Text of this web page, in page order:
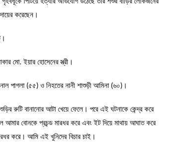
করেছেন।
মো. ইয়ার হোসেনের স্ত্রী।
পাগলা (৫৫) ও নিহতের নানী শাশুড়ী আমিনা (৬০)।
রুটি বানানোর আটা খেয়ে ফেলে। পরে এই ঘটনাকে কেন্দ্র করে
আমার বোনকে প্রচন্ড মারধর করে এবং ইট দিয়ে মাথায় আঘাত করে
করে। আমি এই খুনিদের বিচার চাই।